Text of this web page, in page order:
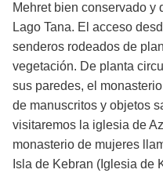
Mehret bien conservado y
Lago Tana. El acceso
senderos rodeados de
vegetación. De planta
sus paredes, el
de manuscritos y objetos
visitaremos la iglesia de
monasterio de mujeres
Isla de Kebran (Iglesia de